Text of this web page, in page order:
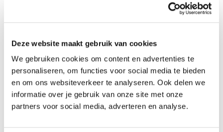
Deze website maakt gebruik van cookies
We gebruiken cookies om content en advertenties te
personaliseren, om functies voor social media te bieden
en om ons websiteverkeer te analyseren. Ook delen we
informatie over je gebruik van onze site met onze
partners voor social media, adverteren en analyse.
HOEK/EINDSTUK FOLIE 4ST. TRENDY ZWART #134
Deze Hoek/eindstukken worden geleverd in setjes van 4 stuks
en zijn speciaal voor de rechte folieplint. Je gebruikt ze als